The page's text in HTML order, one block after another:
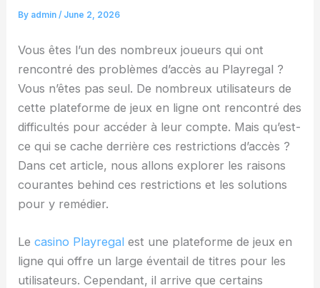
By admin/ June 2, 2026
Vous êtes l’un des nombreux joueurs qui ont
rencontré des problèmes d’accès au Playregal ?
Vous n’êtes pas seul. De nombreux utilisateurs de
cette plateforme de jeux en ligne ont rencontré des
difficultés pour accéder à leur compte. Mais qu’est-
ce qui se cache derrière ces restrictions d’accès ?
Dans cet article, nous allons explorer les raisons
courantes behind ces restrictions et les solutions
pour y remédier.
Lecasino Playregal est une plateforme de jeux en
ligne qui offre un large éventail de titres pour les
utilisateurs. Cependant, il arrive que certains